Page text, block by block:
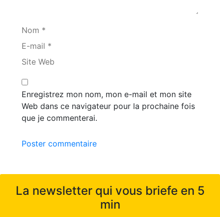
Nom *
E-mail *
Site Web
Enregistrez mon nom, mon e-mail et mon site
Web dans ce navigateur pour la prochaine fois
que je commenterai.
Poster commentaire
La newsletter qui vous briefe en 5
min